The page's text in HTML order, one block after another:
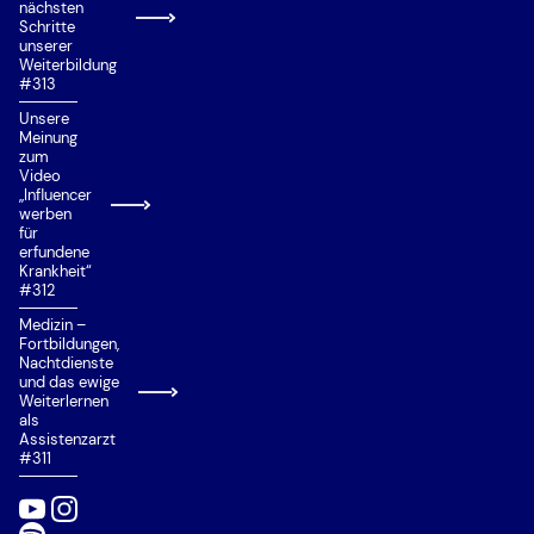
Priorisierung
Private Universität/Hochschule
Quereinstieg
Situational Judgement Test (SJT)
Studienplatzklage
Studierfähigkeitstest Münster
Talentquote
Test für Ausländische Studierende (TestAS)
Test für Medizinische Studiengänge (TMS)
Wartezeitquote
Zusätzliche Eignungsquote (ZEQ)
Zweitstudium
nächsten
Schritte
unserer
Weiterbildung
#313
Unsere
Meinung
zum
Video
„Influencer
werben
für
erfundene
Krankheit“
#312
Medizin –
Fortbildungen,
Nachtdienste
und das ewige
Weiterlernen
als
Assistenzarzt
#311